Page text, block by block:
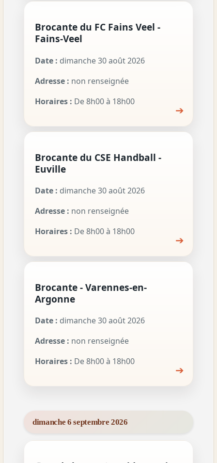
Brocante du FC Fains Veel -
Fains-Veel
Date : dimanche 30 août 2026
Adresse : non renseignée
Horaires : De 8h00 à 18h00
➔
Brocante du CSE Handball -
Euville
Date : dimanche 30 août 2026
Adresse : non renseignée
Horaires : De 8h00 à 18h00
➔
Brocante - Varennes-en-
Argonne
Date : dimanche 30 août 2026
Adresse : non renseignée
Horaires : De 8h00 à 18h00
➔
dimanche 6 septembre 2026